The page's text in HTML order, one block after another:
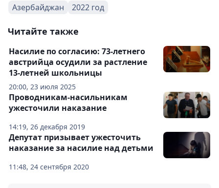
Азербайджан 2022 год
Читайте также
20:00, 23 июля 2025
Насилие по согласию: 73-летнего
австрийца осудили за растление
13-летней школьницы
14:19, 26 декабря 2019
Проводникам-насильникам
ужесточили наказание
11:48, 24 сентября 2020
Депутат призывает ужесточить
наказание за насилие над детьми